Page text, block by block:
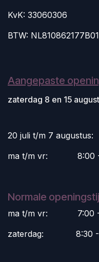
KvK: 33060306
BTW: NL810862177B01
Aangepaste
zaterdag 8 en 15
20 juli t/m 7 augustus:
ma t/m vr:
​8:00
Normale
ma t/m vr:
​7:00
zaterdag:
​8:30